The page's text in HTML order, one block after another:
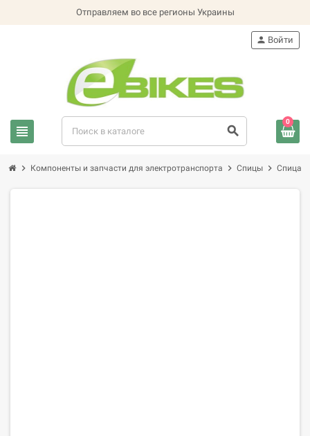
Отправляем во все регионы Украины
view_headline search
person Войти
0
chevron_right Компоненты и запчасти для электротранспорта chevron_right Спицы chevron_right Спица